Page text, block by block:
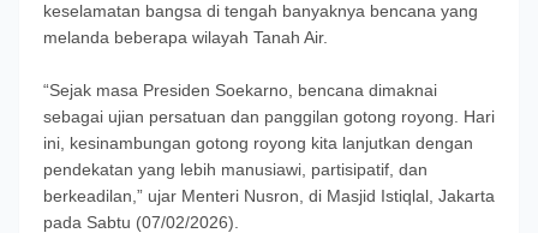
keselamatan bangsa di tengah banyaknya bencana yang
melanda beberapa wilayah Tanah Air.
“Sejak masa Presiden Soekarno, bencana dimaknai
sebagai ujian persatuan dan panggilan gotong royong. Hari
ini, kesinambungan gotong royong kita lanjutkan dengan
pendekatan yang lebih manusiawi, partisipatif, dan
berkeadilan,” ujar Menteri Nusron, di Masjid Istiqlal, Jakarta
pada Sabtu (07/02/2026).